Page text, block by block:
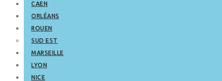
CAEN
ORLÉANS
ROUEN
SUD EST
MARSEILLE
LYON
NICE